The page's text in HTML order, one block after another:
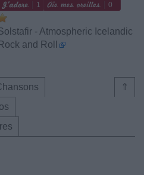
1 0
- Atmospheric Icelandic
Rock and Roll
⇑